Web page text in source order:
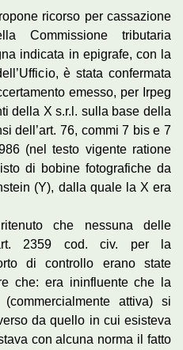
ricorso per cassazione
Commissione tributaria
indicata in epigrafe, con la
è stata confermata
emesso, per Irpeg
della X s.r.l. sulla base della
dell’art. 76, commi 7 bis e 7
(nel testo vigente ratione
di bobine fotografiche da
(Y), dalla quale la X era
che nessuna delle
2359 cod. civ. per la
di controllo erano state
che: era ininfluente che la
attiva) si
da quello in cui esisteva
con alcuna norma il fatto